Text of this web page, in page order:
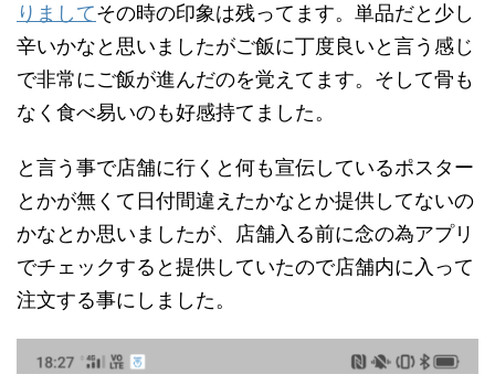
りましてその時の印象は残ってます。単品だと少し
辛いかなと思いましたがご飯に丁度良いと言う感じ
で非常にご飯が進んだのを覚えてます。そして骨も
なく食べ易いのも好感持てました。
と言う事で店舗に行くと何も宣伝しているポスター
とかが無くて日付間違えたかなとか提供してないの
かなとか思いましたが、店舗入る前に念の為アプリ
でチェックすると提供していたので店舗内に入って
注文する事にしました。